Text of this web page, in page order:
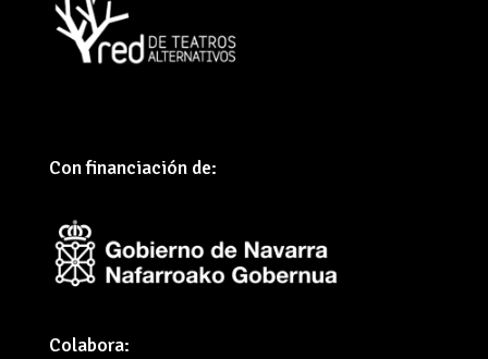
Con financiación de:
Colabora: